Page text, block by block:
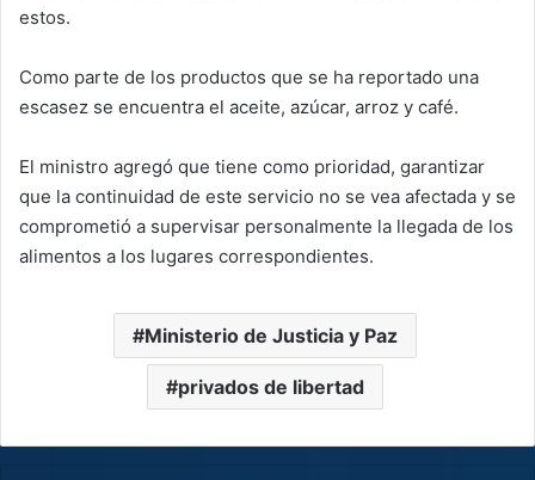
estos.
Como parte de los productos que se ha reportado una
escasez se encuentra el aceite, azúcar, arroz y café.
El ministro agregó que tiene como prioridad, garantizar
que la continuidad de este servicio no se vea afectada y se
comprometió a supervisar personalmente la llegada de los
alimentos a los lugares correspondientes.
Ministerio de Justicia y Paz
privados de libertad